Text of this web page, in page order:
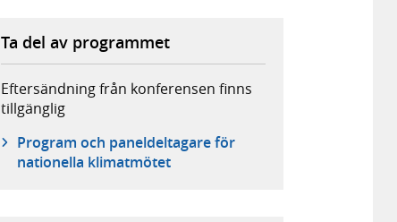
Ta del av programmet
Eftersändning från konferensen finns
tillgänglig
Program och paneldeltagare för
nationella klimatmötet